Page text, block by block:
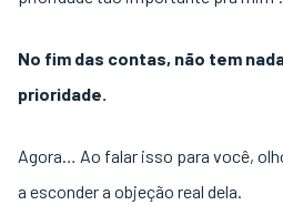
No fim das contas, não tem
prioridade.
Agora… Ao falar isso para você,
a esconder a objeção real dela.